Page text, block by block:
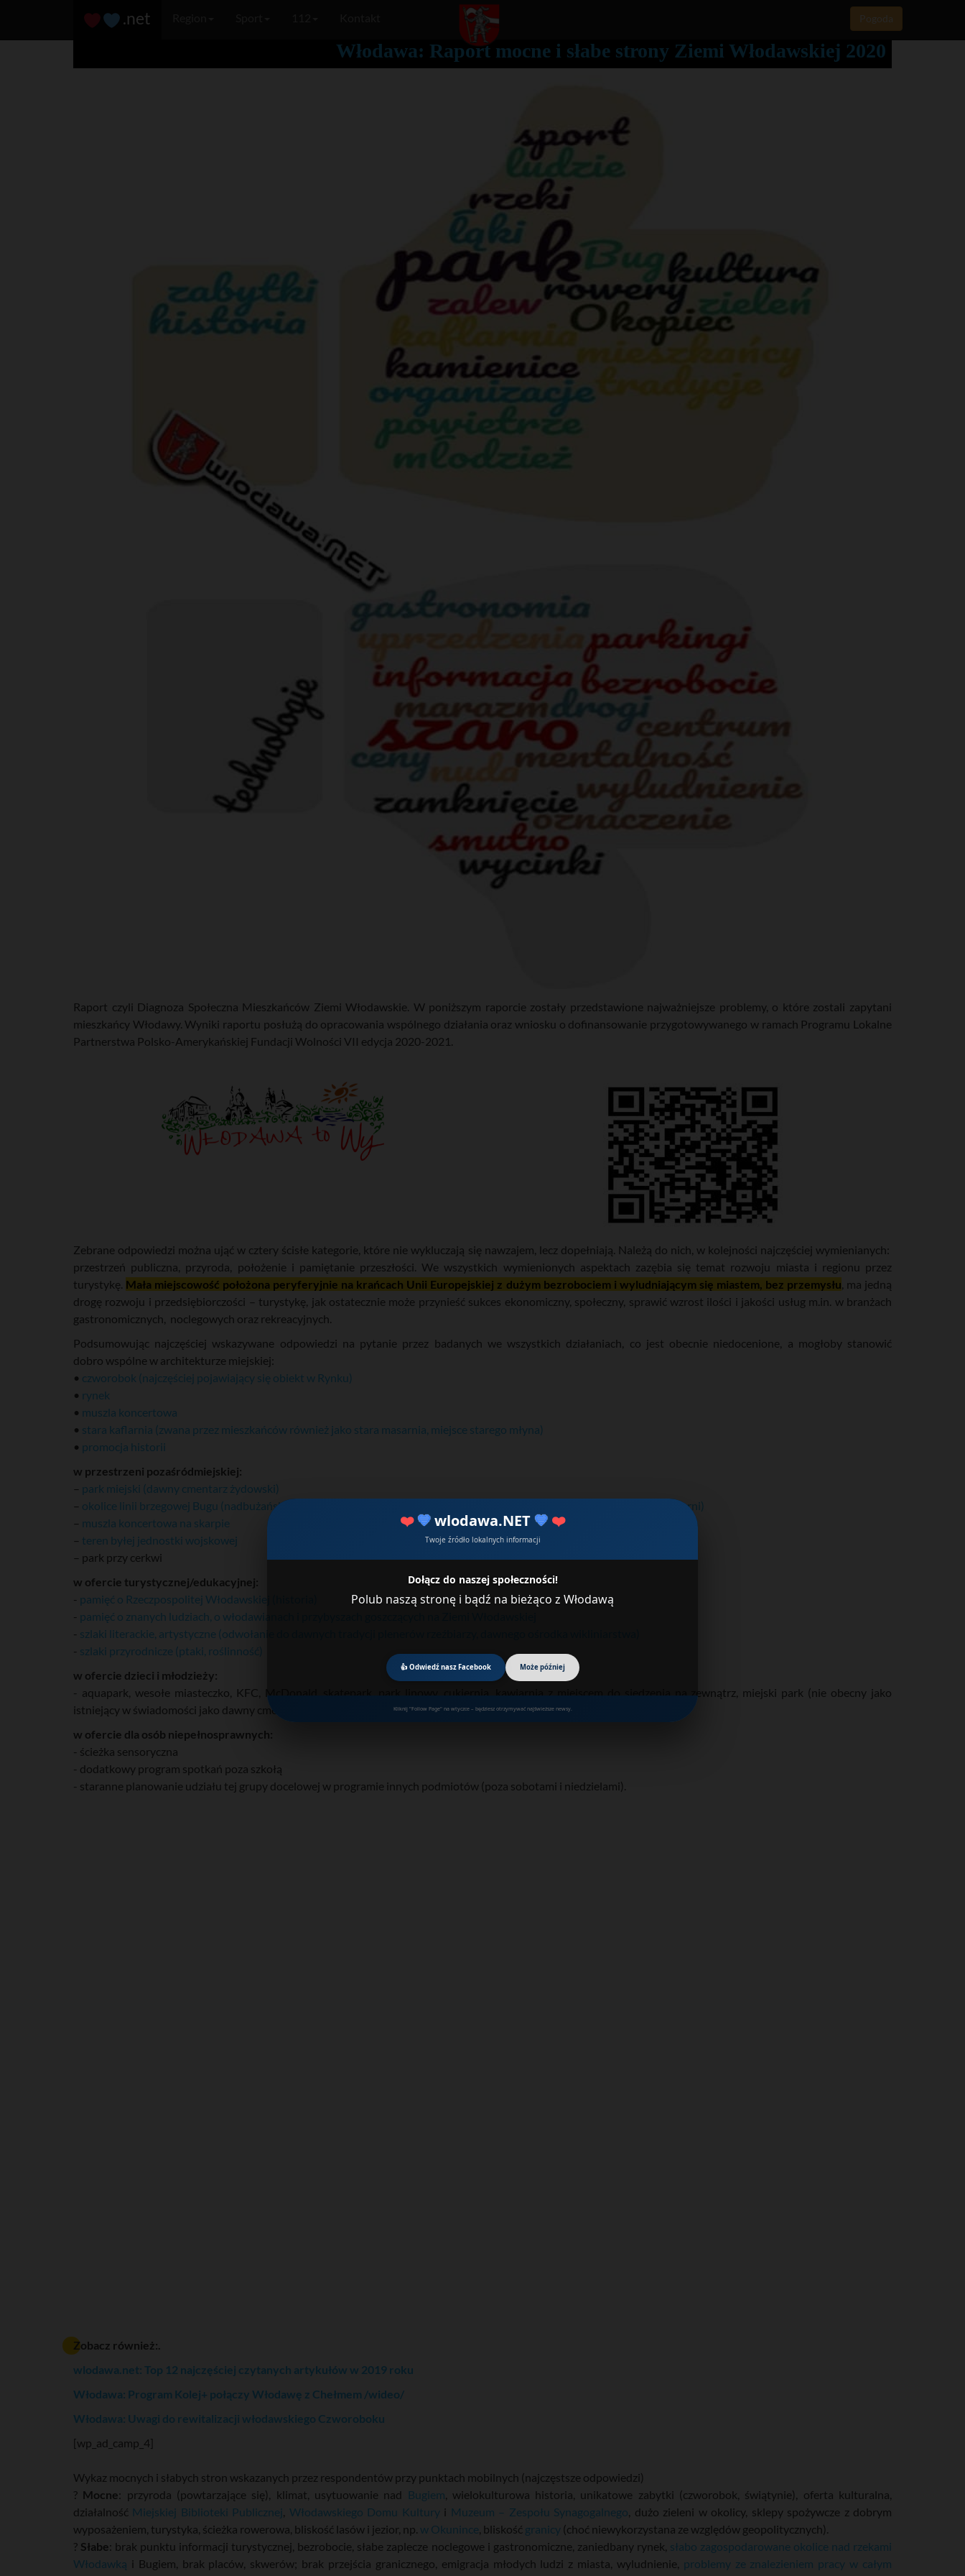
.net Pogoda
❤️ 💙wlodawa.NET 💙 ❤️
Twoje źródło lokalnych informacji
Dołącz do naszej społeczności!
Polub naszą stronę i bądź na bieżąco z Włodawą
👍 Odwiedź nasz Facebook Może później
Kliknij "Follow Page" na wtyczce – będziesz otrzymywać najświeższe newsy.
Włodawa: Raport mocne i słabe strony Ziemi Włodawskiej 2020
Raport czyli Diagnoza Społeczna Mieszkańców Ziemi Włodawskie. W poniższym raporcie zostały przedstawione najważniejsze problemy, o które zostali zapytani
mieszkańcy Włodawy. Wyniki raportu posłużą do opracowania wspólnego działania oraz wniosku o dofinansowanie przygotowywanego w ramach Programu Lokalne
Partnerstwa Polsko-Amerykańskiej Fundacji Wolności VII edycja 2020-2021.
Zebrane odpowiedzi można ująć w cztery ścisłe kategorie, które nie wykluczają się nawzajem, lecz dopełniają. Należą do nich, w kolejności najczęściej wymienianych:
przestrzeń publiczna, przyroda, położenie i pamiętanie przeszłości. We wszystkich wymienionych aspektach zazębia się temat rozwoju miasta i regionu przez
turystykę. Mała miejscowość położona peryferyjnie na krańcach Unii Europejskiej z dużym bezrobociem i wyludniającym się miastem, bez przemysłu , ma jedną
drogę rozwoju i przedsiębiorczości – turystykę, jak ostatecznie może przynieść sukces ekonomiczny, społeczny, sprawić wzrost ilości i jakości usług m.in. w branżach
gastronomicznych, noclegowych oraz rekreacyjnych.
Podsumowując najczęściej wskazywane odpowiedzi na pytanie przez badanych we wszystkich działaniach, co jest obecnie niedocenione, a mogłoby stanowić
dobro wspólne w architekturze miejskiej:
• czworobok (najczęściej pojawiający się obiekt w Rynku)
• rynek
• muszla koncertowa
• stara kaflarnia (zwana przez mieszkańców również jako stara masarnia, miejsce starego młyna)
• promocja historii
w przestrzeni pozaśródmiejskiej:
– park miejski (dawny cmentarz żydowski)
– okolice linii brzegowej Bugu (nadbużańskie, w tym najczęściej wymieniany teren między Włodawką a Bugiem, czyli tzw. kaflarni)
– muszla koncertowa na skarpie
– teren byłej jednostki wojskowej
– park przy cerkwi
w ofercie turystycznej/edukacyjnej:
- pamięć o Rzeczpospolitej Włodawskiej (historia)
- pamięć o znanych ludziach, o włodawianach i przybyszach goszczących na Ziemi Włodawskiej
- szlaki literackie, artystyczne (odwołanie do dawnych tradycji plenerów rzeźbiarzy, dawnego ośrodka wikliniarstwa)
- szlaki przyrodnicze (ptaki, roślinność)
w ofercie dzieci i młodzieży:
- aquapark, wesołe miasteczko, KFC, McDonald, skatepark, park linowy, cukiernia, kawiarnia z miejscem do siedzenia na zewnątrz, miejski park (nie obecny jako
istniejący w świadomości jako dawny cmentarz) – z atrakcjami, fontannami
w ofercie dla osób niepełnosprawnych:
- ścieżka sensoryczna
- dodatkowy program spotkań poza szkołą
- staranne planowanie udziału tej grupy docelowej w programie innych podmiotów (poza sobotami i niedzielami).
Zobacz również:.
wlodawa.net: Top 12 najczęściej czytanych artykułów w 2019 roku
Włodawa: Program Kolej+ połączy Włodawę z Chełmem /wideo/
Włodawa: Uwagi do rewitalizacji włodawskiego Czworoboku
[wp_ad_camp_4]
Wykaz mocnych i słabych stron wskazanych przez respondentów przy punktach mobilnych (najczęstsze odpowiedzi)
? Mocne: przyroda (powtarzające się), klimat, usytuowanie nad Bugiem , wielokulturowa historia, unikatowe zabytki (czworobok, świątynie), oferta kulturalna,
działalność Miejskiej Biblioteki Publicznej Włodawskiego Domu Kulturyi Muzeum – Zespołu Synagogalnego , dużo zieleni w okolicy, sklepy spożywcze z dobrym
wyposażeniem, turystyka, ścieżka rowerowa, bliskość lasów i jezior, np. w Okunince , bliskość granicy (choć niewykorzystana ze względów geopolitycznych).
? Słabe: brak punktu informacji turystycznej, bezrobocie, słabe zaplecze noclegowe i gastronomiczne, zaniedbany rynek, słabo zagospodarowane okolice nad rzekami
Włodawką i Bugiem, brak placów, skwerów; brak przejścia granicznego, emigracja młodych ludzi z miasta, wyludnienie, problemy ze znalezieniem pracy w całym